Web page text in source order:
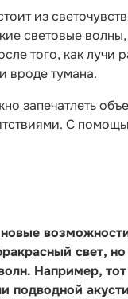
из
световые
того, как лучи
вроде тумана.
запечатлеть
С
свет,
Например,
подводной